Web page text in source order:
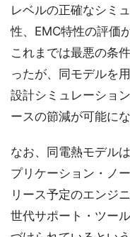
レベルの正確なシミ
性、EMC特性の評価
これまでは最悪の条
ったが、同モデルを
設計シミュレーショ
ースの節減が可能に
なお、同電熱モデル
プリケーション・ノ
リース予定のエンジ
世代サポート・ツー